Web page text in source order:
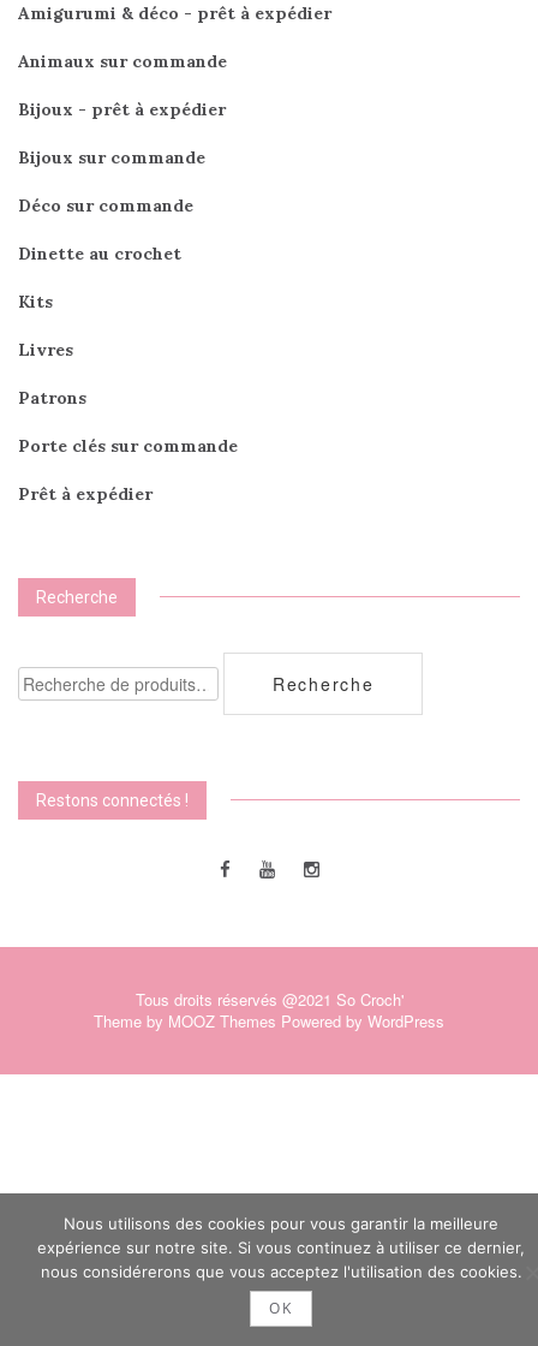
Amigurumi & déco - prêt à expédier
Animaux sur commande
Bijoux - prêt à expédier
Bijoux sur commande
Déco sur commande
Dinette au crochet
Kits
Livres
Patrons
Porte clés sur commande
Prêt à expédier
Recherche
Recherche
pour :
Recherche
Restons connectés !
Tous droits réservés @2021 So Croch'
Theme by MOOZ Themes Powered by WordPress
Nous utilisons des cookies pour vous garantir la meilleure
expérience sur notre site. Si vous continuez à utiliser ce dernier,
nous considérerons que vous acceptez l'utilisation des cookies.
OK